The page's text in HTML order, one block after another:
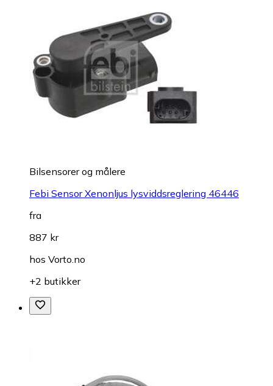
Bilsensorer og målere
Febi Sensor Xenonljus lysviddsreglering 46446
fra
887 kr
hos Vorto.no
+2 butikker